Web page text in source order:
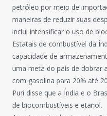
petróleo por meio de
maneiras de reduzir suas
inclui intensificar o uso de
Estatais de combustível da
capacidade de
uma meta do país de dobrar
com gasolina para 20% até
Puri disse que a Índia e o
de biocombustíveis e etanol.